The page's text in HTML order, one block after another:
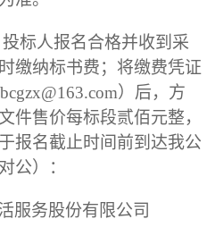
投标人报名合格并收到采
缴纳标书费； 将缴费凭证
）后，方
文件售价每标段贰佰元整，
报名截止时间前到达我公
公） ：
服务股份有限公司